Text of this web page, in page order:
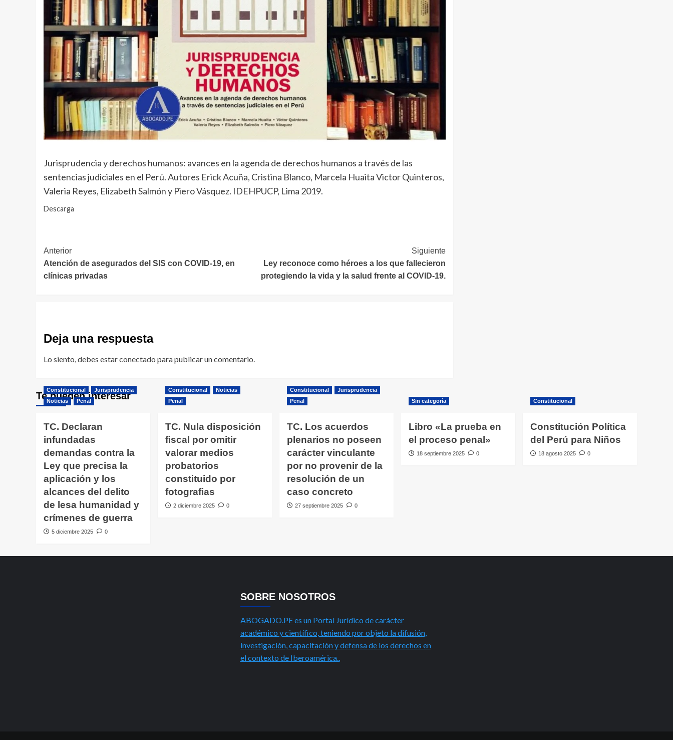
Jurisprudencia y derechos humanos: avances en la agenda de derechos humanos a través de las
sentencias judiciales en el Perú. Autores Erick Acuña, Cristina Blanco, Marcela Huaita Victor Quinteros,
Valeria Reyes, Elizabeth Salmón y Piero Vásquez. IDEHPUCP, Lima 2019.
Descarga
Navegación
de
entradas
Anterior
Atención de asegurados del SIS con COVID-19, en
clínicas privadas
Siguiente
Ley reconoce como héroes a los que fallecieron
protegiendo la vida y la salud frente al COVID-19.
Deja una respuesta
Lo siento, debes estarconectado para publicar un comentario.
Te pueden interesar
Constitucional
Jurisprudencia
Noticias
Penal
TC. Declaran
infundadas
demandas contra la
Ley que precisa la
aplicación y los
alcances del delito
de lesa humanidad y
crímenes de guerra
5 diciembre 2025 0
Constitucional
Noticias
Penal
TC. Nula disposición
fiscal por omitir
valorar medios
probatorios
constituido por
fotografias
2 diciembre 2025 0
Constitucional
Jurisprudencia
Penal
TC. Los acuerdos
plenarios no poseen
carácter vinculante
por no provenir de la
resolución de un
caso concreto
27 septiembre 2025 0
Sin categoría
Libro «La prueba en
el proceso penal»
18 septiembre 2025 0
Constitucional
Constitución Política
del Perú para Niños
18 agosto 2025 0
SOBRE NOSOTROS
ABOGADO.PE es un Portal Jurídico de carácter
académico y científico, teniendo por objeto la difusión,
investigación, capacitación y defensa de los derechos en
el contexto de Iberoamérica..